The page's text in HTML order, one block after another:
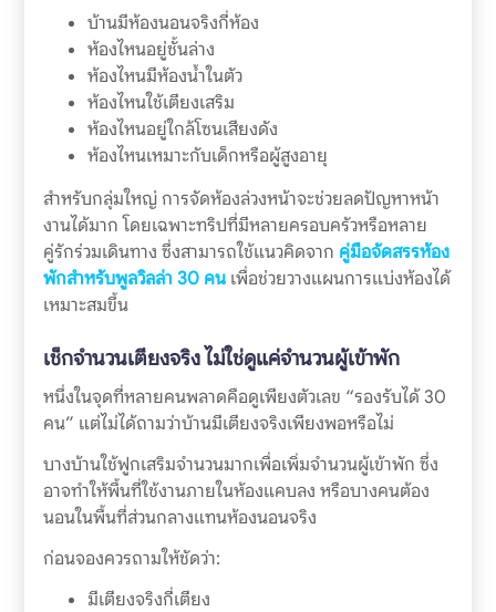
บ้านมีห้องนอนจริงกี่ห้อง
ห้องไหนอยู่ชั้นล่าง
ห้องไหนมีห้องน้ำในตัว
ห้องไหนใช้เตียงเสริม
ห้องไหนอยู่ใกล้โซนเสียงดัง
ห้องไหนเหมาะกับเด็กหรือผู้สูงอายุ
สำหรับกลุ่มใหญ่ การจัดห้องล่วงหน้าจะช่วยลดปัญหาหน้า
งานได้มาก โดยเฉพาะทริปที่มีหลายครอบครัวหรือหลาย
คู่รักร่วมเดินทาง ซึ่งสามารถใช้แนวคิดจาก คู่มือจัดสรรห้อง
พักสำหรับพูลวิลล่า 30 คนเพื่อช่วยวางแผนการแบ่งห้องได้
เหมาะสมขึ้น
เช็กจำนวนเตียงจริง ไม่ใช่ดูแค่จำนวนผู้เข้าพัก
หนึ่งในจุดที่หลายคนพลาดคือดูเพียงตัวเลข “รองรับได้ 30
คน” แต่ไม่ได้ถามว่าบ้านมีเตียงจริงเพียงพอหรือไม่
บางบ้านใช้ฟูกเสริมจำนวนมากเพื่อเพิ่มจำนวนผู้เข้าพัก ซึ่ง
อาจทำให้พื้นที่ใช้งานภายในห้องแคบลง หรือบางคนต้อง
นอนในพื้นที่ส่วนกลางแทนห้องนอนจริง
ก่อนจองควรถามให้ชัดว่า:
มีเตียงจริงกี่เตียง